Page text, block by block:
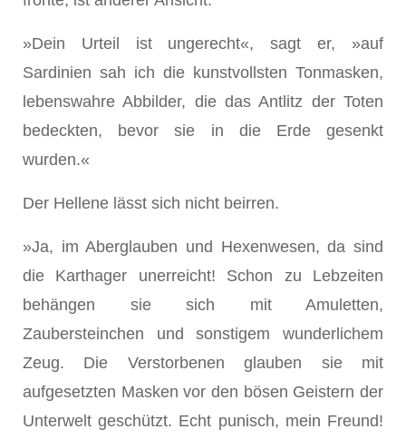
»Dein Urteil ist ungerecht«, sagt er, »auf
Sardinien sah ich die kunstvollsten Tonmasken,
lebenswahre Abbilder, die das Antlitz der Toten
bedeckten, bevor sie in die Erde gesenkt
wurden.«
Der Hellene lässt sich nicht beirren.
»Ja, im Aberglauben und Hexenwesen, da sind
die Karthager unerreicht! Schon zu Lebzeiten
behängen sie sich mit Amuletten,
Zaubersteinchen und sonstigem wunderlichem
Zeug. Die Verstorbenen glauben sie mit
aufgesetzten Masken vor den bösen Geistern der
Unterwelt geschützt. Echt punisch, mein Freund!